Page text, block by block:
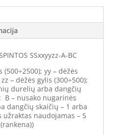
SSxxyyzz-A-BC
(500÷2500); yy – dėžės
– dėžės gylis (300÷500);
durelių arba dangčių
B – nusako nugarinės
dangčių skaičių – 1 arba
užraktas naudojamas – S